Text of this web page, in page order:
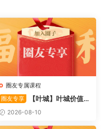
圈友专属课程
圈友专享
【叶城】叶城价值投
资训练营：D级研究员的交易
系统课 10视频
2026-08-10